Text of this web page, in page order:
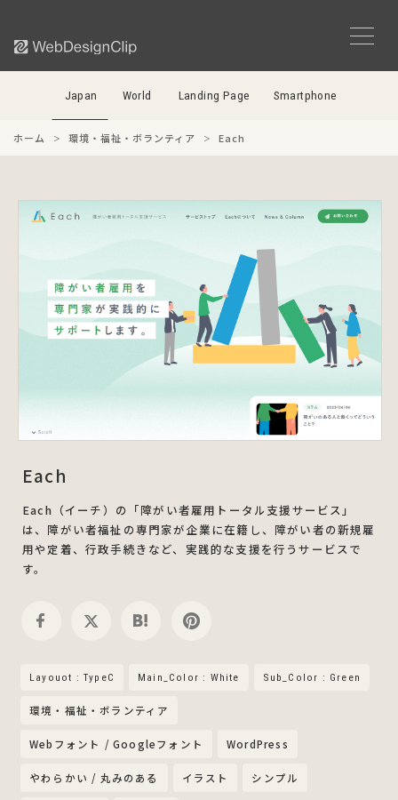
Japan World Landing Page Smartphone
ホーム 環境・福祉・ボランティア Each
Each
Each（イーチ）の「障がい者雇用トータル支援サービス」
は、障がい者福祉の専門家が企業に在籍し、障がい者の新規雇
用や定着、行政手続きなど、実践的な支援を行うサービスで
す。
Layouot : TypeC Main_Color : White Sub_Color : Green
環境・福祉・ボランティア
Webフォント / Googleフォント WordPress
やわらかい / 丸みのある イラスト シンプル